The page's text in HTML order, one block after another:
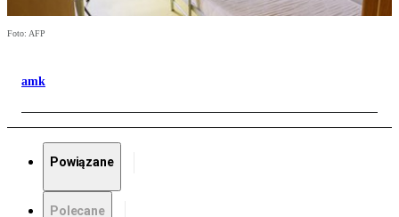
Foto: AFP
amk
Powiązane
Polecane